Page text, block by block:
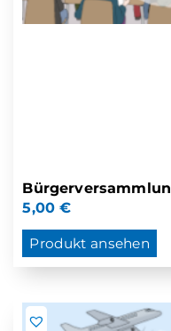
5,00€
Produkt ansehen